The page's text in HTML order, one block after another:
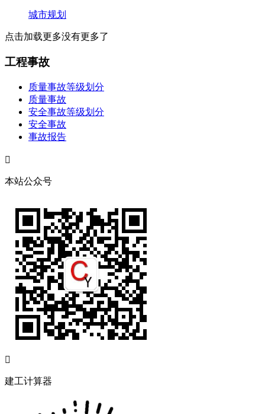
城市规划
点击加载更多没有更多了
工程事故
质量事故等级划分
质量事故
安全事故等级划分
安全事故
事故报告

本站公众号

建工计算器